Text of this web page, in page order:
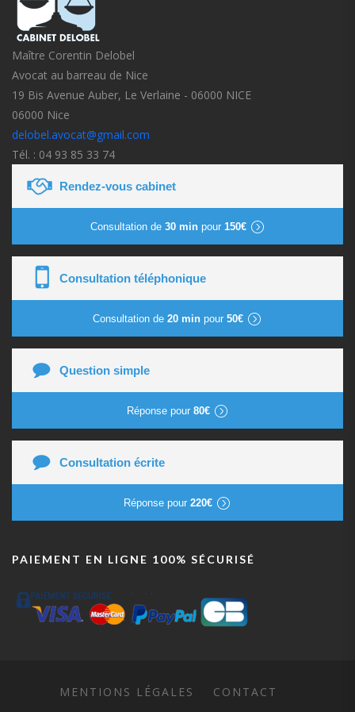
Maître Corentin Delobel
Avocat au barreau de Nice
19 Bis Avenue Auber, Le Verlaine - 06000 NICE
06000 Nice
delobel.avocat@gmail.com
Tél. : 04 93 85 33 74
Rendez-vous cabinet
Consultation de 30 minpour 150€
Consultation téléphonique
Consultation de 20 min pour 50€
Question simple
Réponse pour 80€
Consultation écrite
Réponse pour 220€
PAIEMENT EN LIGNE 100% SÉCURISÉ
MENTIONS LÉGALES CONTACT